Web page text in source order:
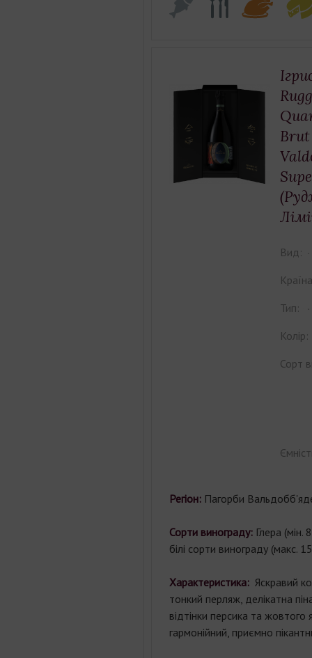
Brut
Вид:
Тип:
Колір:
Сорт
Регіон: Пагорби
Сорти винограду: Глера (мін.
білі сорти винограду (макс.
Характеристика: Яскравий
тонкий перляж, делікатна
відтінки персика та жовтого
гармонійний, приємно